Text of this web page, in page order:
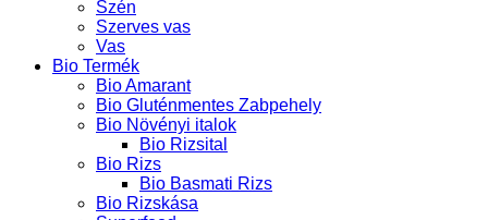
Szén
Szerves vas
Vas
Bio Termék
Bio Amarant
Bio Gluténmentes Zabpehely
Bio Növényi italok
Bio Rizsital
Bio Rizs
Bio Basmati Rizs
Bio Rizskása